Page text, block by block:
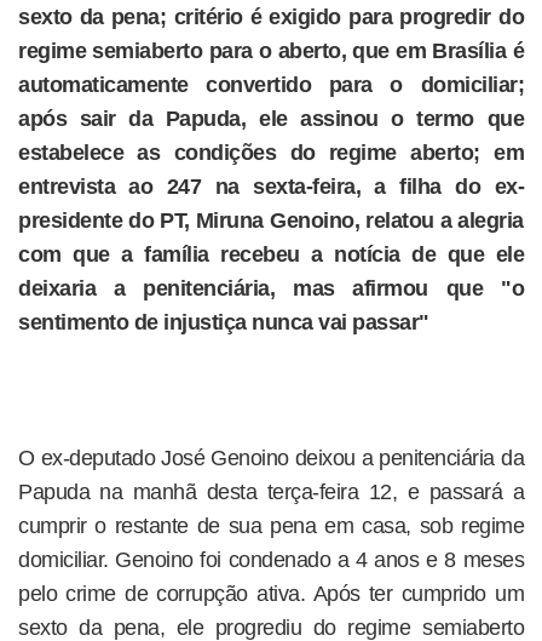
sexto da pena; critério é exigido para progredir do
regime semiaberto para o aberto, que em Brasília é
automaticamente convertido para o domiciliar;
após sair da Papuda, ele assinou o termo que
estabelece as condições do regime aberto; em
entrevista ao 247 na sexta-feira, a filha do ex-
presidente do PT, Miruna Genoino, relatou a alegria
com que a família recebeu a notícia de que ele
deixaria a penitenciária, mas afirmou que "o
sentimento de injustiça nunca vai passar"
O ex-deputado José Genoino deixou a penitenciária da
Papuda na manhã desta terça-feira 12, e passará a
cumprir o restante de sua pena em casa, sob regime
domiciliar. Genoino foi condenado a 4 anos e 8 meses
pelo crime de corrupção ativa. Após ter cumprido um
sexto da pena, ele progrediu do regime semiaberto